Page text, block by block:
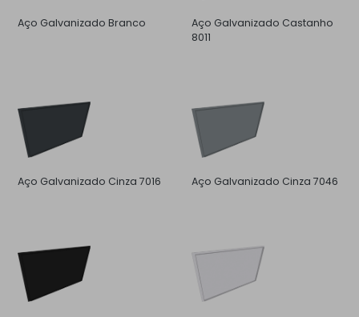
Aço Galvanizado Branco
Aço Galvanizado Castanho
8011
Aço Galvanizado Cinza 7016 Aço Galvanizado Cinza 7046